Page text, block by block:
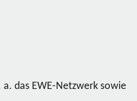
das EWE-Netzwerk sowie